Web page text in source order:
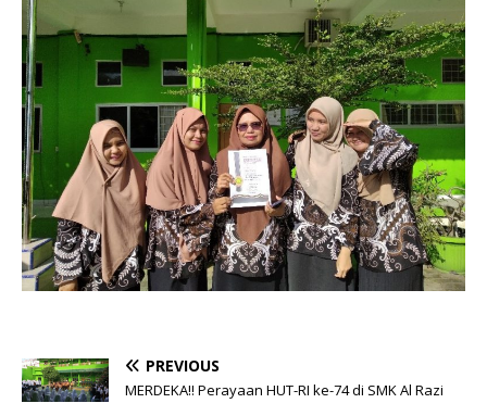
PREVIOUS
MERDEKA!! Perayaan HUT-RI ke-74 di SMK Al Razi